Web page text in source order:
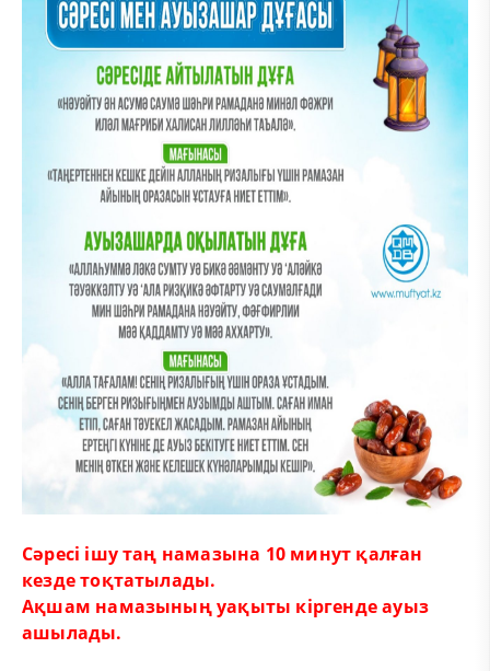
Сәресі ішу таң намазына 10 минут қалған
кезде тоқтатылады.
Ақшам намазының уақыты кіргенде ауыз
ашылады.